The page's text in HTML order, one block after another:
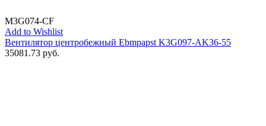
M3G074-CF
Add to Wishlist
Вентилятор центробежный Ebmpapst K3G097-AK36-55
35081.73 руб.